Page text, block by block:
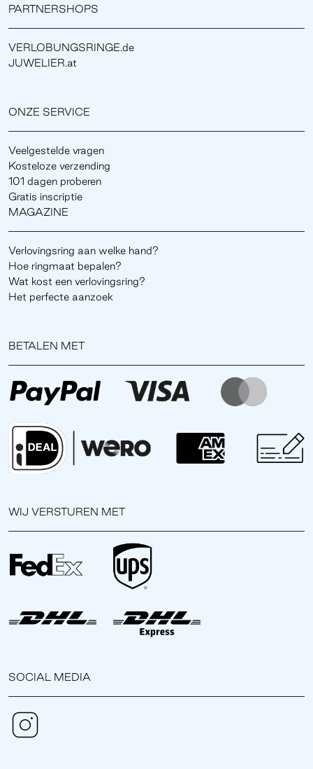
PARTNERSHOPS
VERLOBUNGSRINGE.de
JUWELIER.at
ONZE SERVICE
Veelgestelde vragen
Kosteloze verzending
101 dagen proberen
Gratis inscriptie
MAGAZINE
Verlovingsring aan welke hand?
Hoe ringmaat bepalen?
Wat kost een verlovingsring?
Het perfecte aanzoek
BETALEN MET
WIJ VERSTUREN MET
SOCIAL MEDIA